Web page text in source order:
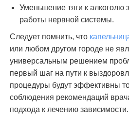
Уменьшение тяги к алкоголю
работы нервной системы.
Следует помнить, что
или любом другом городе не
универсальным решением
первый шаг на пути к
процедуры будут эффективны
соблюдения рекомендаций
подхода к лечению зависимости.